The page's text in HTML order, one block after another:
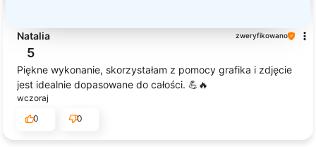
Natalia zweryfikowano
5
Piękne wykonanie, skorzystałam z pomocy grafika i zdjęcie
jest idealnie dopasowane do całości. 💪🔥
wczoraj
0
0